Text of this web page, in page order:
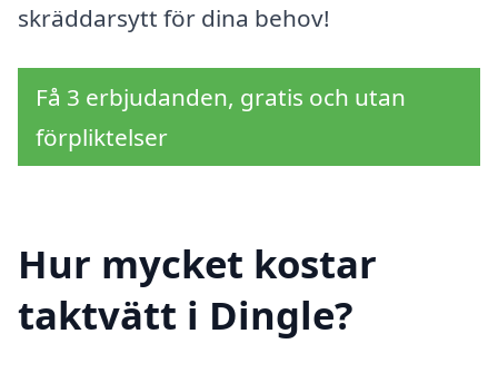
skräddarsytt för dina behov!
Få 3 erbjudanden, gratis och utan
förpliktelser
Hur mycket kostar
taktvätt i Dingle?